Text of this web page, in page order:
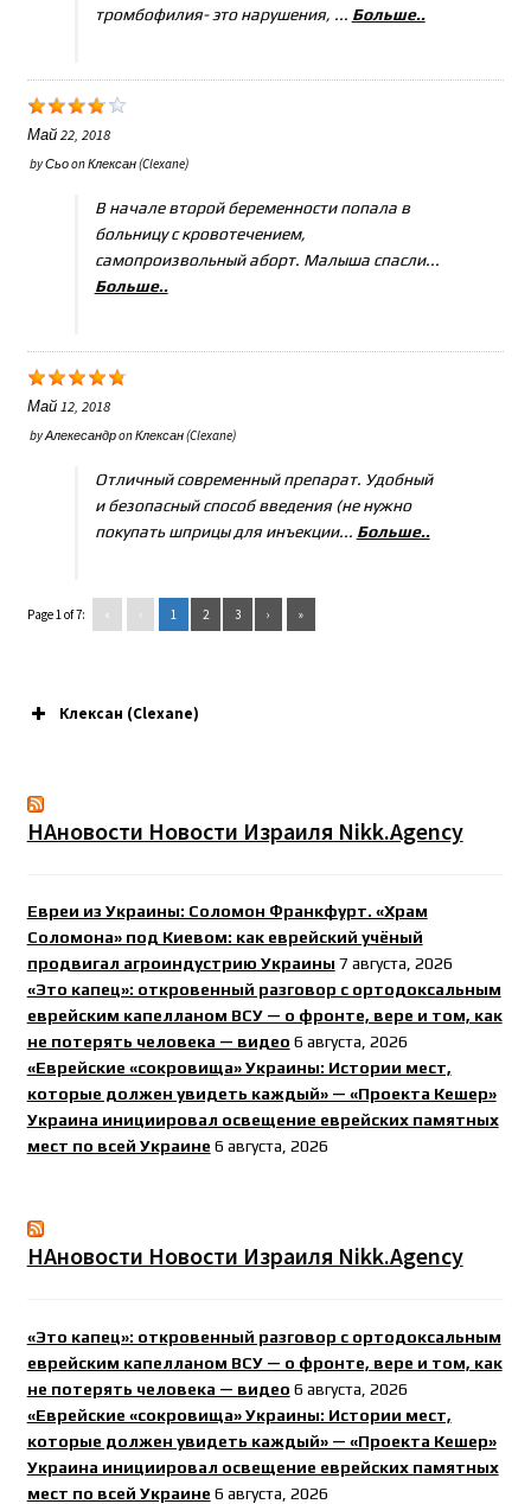
тромбофилия- это нарушения, ... Больше..
Май 22, 2018
byСьоonКлексан (Clexane)
В начале второй беременности попала в
больницу с кровотечением,
самопроизвольный аборт. Малыша спасли...
Больше..
Май 12, 2018
byАлекесандрonКлексан (Clexane)
Отличный современный препарат. Удобный
и безопасный способ введения (не нужно
покупать шприцы для инъекции... Больше..
Page 1 of 7: ‹ 1 2 3 › »
Клексан (Clexane)
НАновости Новости Израиля Nikk.Agency
Евреи из Украины: Соломон Франкфурт. «Храм
Соломона» под Киевом: как еврейский учёный
продвигал агроиндустрию Украины 7 августа, 2026
«Это капец»: откровенный разговор с ортодоксальным
еврейским капелланом ВСУ — о фронте, вере и том, как
не потерять человека — видео 6 августа, 2026
«Еврейские «сокровища» Украины: Истории мест,
которые должен увидеть каждый» — «Проекта Кешер»
Украина инициировал освещение еврейских памятных
мест по всей Украине 6 августа, 2026
НАновости Новости Израиля Nikk.Agency
«Это капец»: откровенный разговор с ортодоксальным
еврейским капелланом ВСУ — о фронте, вере и том, как
не потерять человека — видео 6 августа, 2026
«Еврейские «сокровища» Украины: Истории мест,
которые должен увидеть каждый» — «Проекта Кешер»
Украина инициировал освещение еврейских памятных
мест по всей Украине 6 августа, 2026